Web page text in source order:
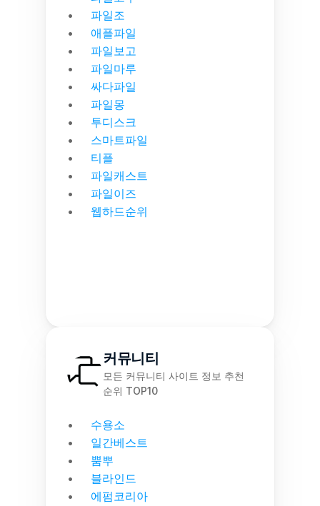
파일조
애플파일
파일보고
파일마루
싸다파일
파일몽
투디스크
스마트파일
티플
파일캐스트
파일이즈
웹하드순위
커뮤니티
모든 커뮤니티 사이트 정보 추천
순위 TOP10
수용소
일간베스트
뿜뿌
블라인드
에펌코리아